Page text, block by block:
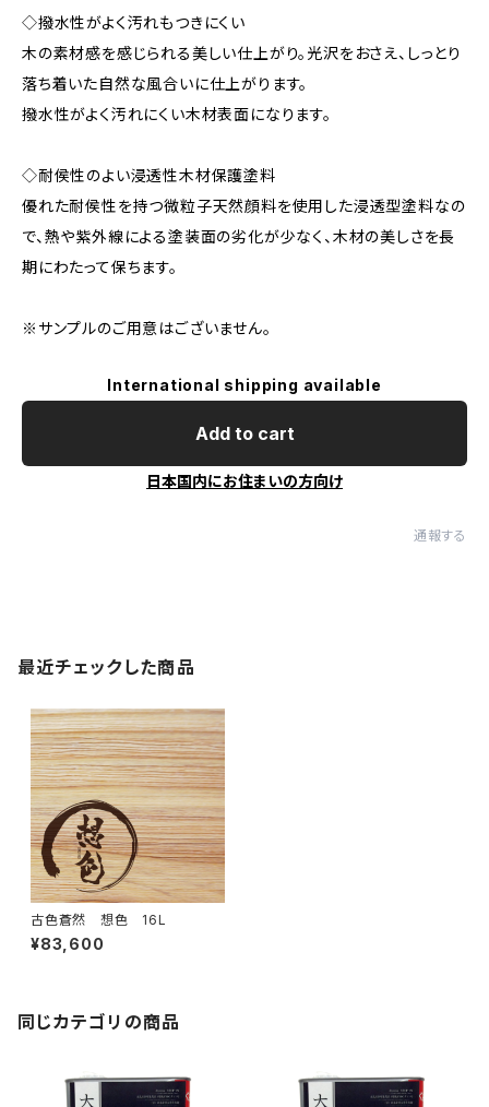
◇撥水性がよく汚れもつきにくい
木の素材感を感じられる美しい仕上がり。光沢をおさえ、しっとり
落ち着いた自然な風合いに仕上がります。
撥水性がよく汚れにくい木材表面になります。
◇耐侯性のよい浸透性木材保護塗料
優れた耐侯性を持つ微粒子天然顔料を使用した浸透型塗料なの
で、熱や紫外線による塗装面の劣化が少なく、木材の美しさを長
期にわたって保ちます。
※サンプルのご用意はございません。
International shipping available
Add to cart
日本国内にお住まいの方向け
通報する
最近チェックした商品
古色蒼然 想色 16L
¥83,600
同じカテゴリの商品